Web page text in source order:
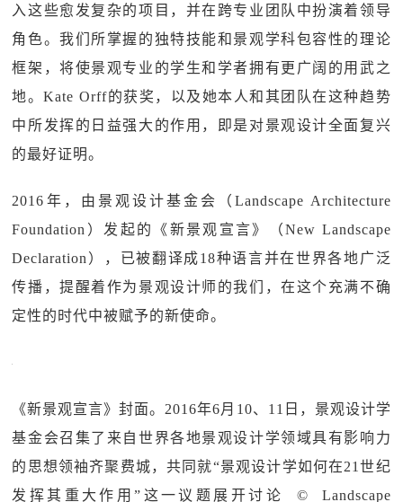
入这些愈发复杂的项目，并在跨专业团队中扮演着领导
角色。我们所掌握的独特技能和景观学科包容性的理论
框架，将使景观专业的学生和学者拥有更广阔的用武之
地。Kate Orff的获奖，以及她本人和其团队在这种趋势
中所发挥的日益强大的作用，即是对景观设计全面复兴
的最好证明。
2016年，由景观设计基金会（Landscape Architecture
Foundation）发起的《新景观宣言》（New Landscape
Declaration），已被翻译成18种语言并在世界各地广泛
传播，提醒着作为景观设计师的我们，在这个充满不确
定性的时代中被赋予的新使命。
《新景观宣言》封面。2016年6月10、11日，景观设计学
基金会召集了来自世界各地景观设计学领域具有影响力
的思想领袖齐聚费城，共同就“景观设计学如何在21世纪
发挥其重大作用”这一议题展开讨论 © Landscape